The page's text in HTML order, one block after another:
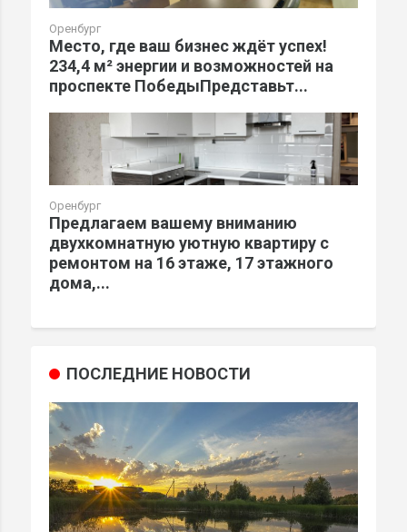
Оренбург
Место, где ваш бизнес ждёт успех!
234,4 м² энергии и возможностей на
проспекте ПобедыПредставьт...
Оренбург
Предлагаем вашему вниманию
двухкомнатную уютную квартиру с
ремонтом на 16 этаже, 17 этажного
дома,...
ПОСЛЕДНИЕ НОВОСТИ